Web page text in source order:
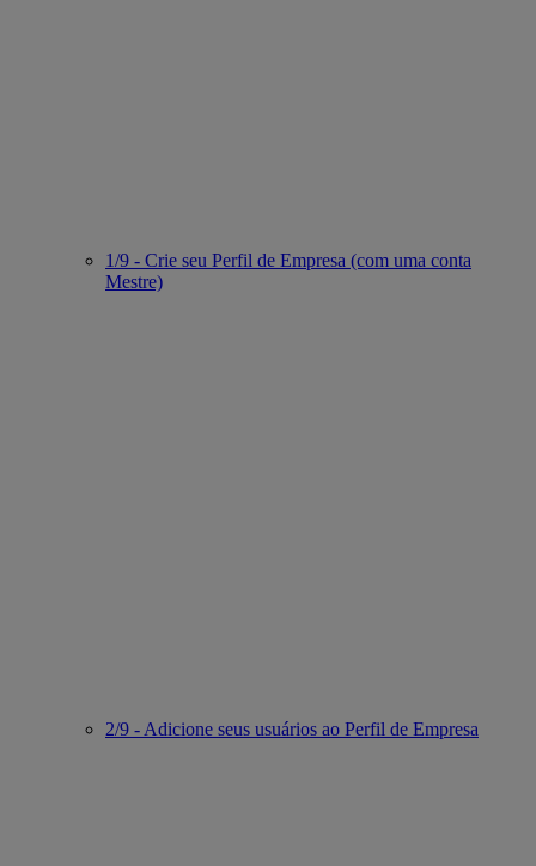
1/9 - Crie seu Perfil de Empresa (com uma conta
Mestre)
2/9 - Adicione seus usuários ao Perfil de Empresa